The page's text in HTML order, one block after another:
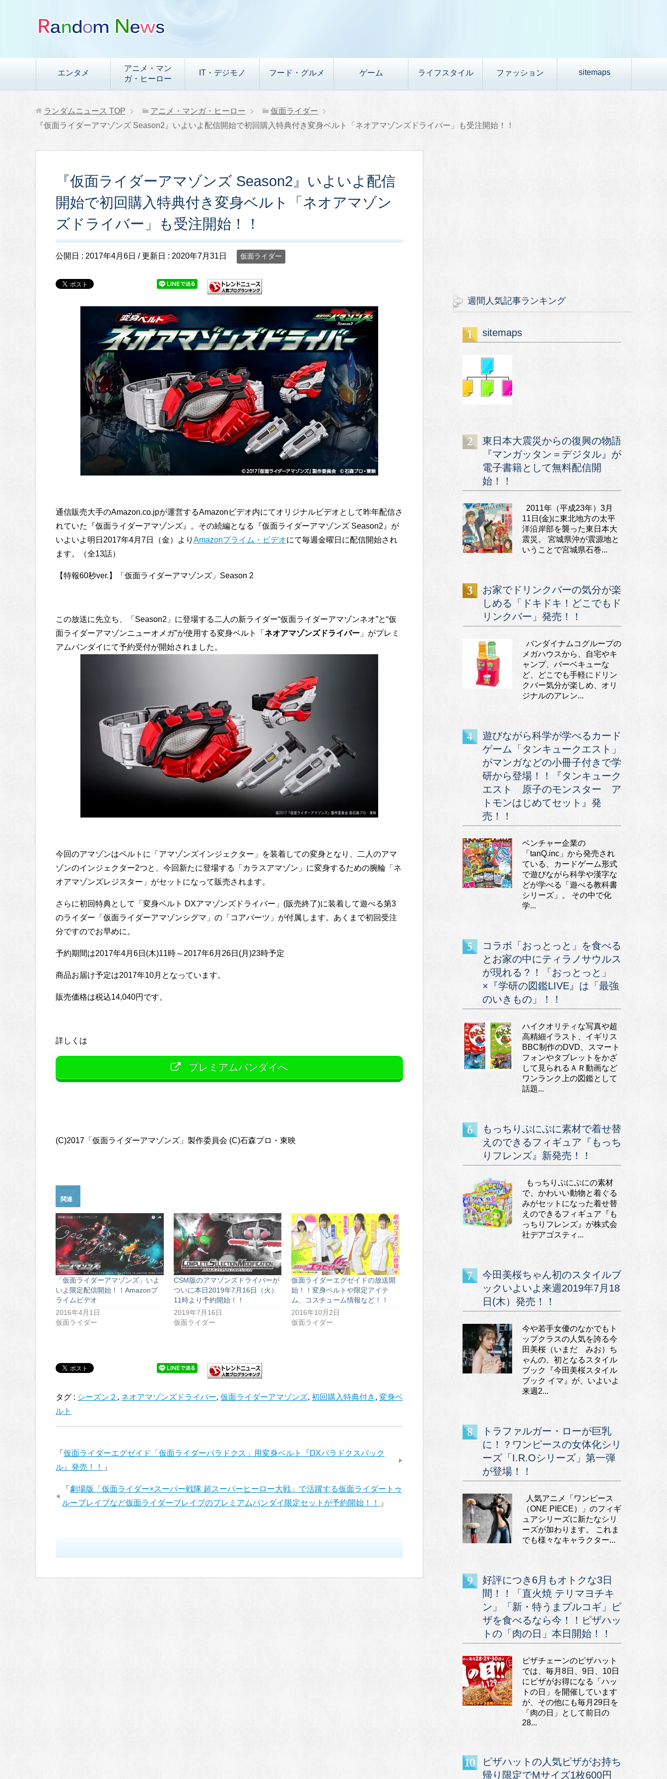
エンタメ
アニメ・マン
ガ・ヒーロー
IT・デジモノ フード・グルメ ゲーム ライフスタイル ファッション sitemaps
ランダムニュース TOP アニメ・マンガ・ヒーロー
仮面ライダー
『仮面ライダーアマゾンズ Season2』いよいよ配信開始で初回購入特典付き変身ベルト「ネオアマゾンズドライバー」も受注開始！！
『仮面ライダーアマゾンズ Season2』いよいよ配信
開始で初回購入特典付き変身ベルト「ネオアマゾン
ズドライバー」も受注開始！！
公開日 : 2017年4月6日 / 更新日 : 2020年7月31日 仮面ライダー
通信販売大手のAmazon.co.jpが運営するAmazonビデオ内にてオリジナルビデオとして昨年配信さ
れていた『仮面ライダーアマゾンズ』。その続編となる『仮面ライダーアマゾンズ Season2』が
いよいよ明日2017年4月7日（金）より Amazonプライム・ビデオにて毎週金曜日に配信開始され
ます。（全13話）
【特報60秒ver.】「仮面ライダーアマゾンズ」Season 2
この放送に先立ち、「Season2」に登場する二人の新ライダー“仮面ライダーアマゾンネオ”と“仮
面ライダーアマゾンニューオメガ”が使用する変身ベルト「 ネオアマゾンズドライバー 」がプレミ
アムバンダイにて予約受付が開始されました。
今回のアマゾンはベルトに「アマゾンズインジェクター」を装着しての変身となり、二人のアマ
ゾンのインジェクター2つと、今回新たに登場する「カラスアマゾン」に変身するための腕輪「ネ
オアマゾンズレジスター」がセットになって販売されます。
さらに初回特典として「変身ベルト DXアマゾンズドライバー」(販売終了)に装着して遊べる第3
のライダー「仮面ライダーアマゾンシグマ」の「コアパーツ」が付属します。あくまで初回受注
分ですのでお早めに。
予約期間は2017年4月6日(木)11時～2017年6月26日(月)23時予定
商品お届け予定は2017年10月となっています。
販売価格は税込14,040円です。
詳しくは
プレミアムバンダイへ
(C)2017「仮面ライダーアマゾンズ」製作委員会 (C)石森プロ・東映
関連
「仮面ライダーアマゾンズ」いよ
いよ限定配信開始！！Amazonプ
ライムビデオ
2016年4月1日
仮面ライダー
CSM版のアマゾンズドライバーが
ついに本日2019年7月16日（火）
11時より予約開始！！
2019年7月16日
仮面ライダー
仮面ライダーエグゼイドの放送開
始！！変身ベルトや限定アイテ
ム、コスチューム情報など！！
2016年10月2日
仮面ライダー
タグ : シーズン２ , ネオアマゾンズドライバー, 仮面ライダーアマゾンズ, 初回購入特典付き , 変身ベ
ルト
「 仮面ライダーエグゼイド「仮面ライダーパラドクス」用変身ベルト『DXパラドクスバック
ル』発売！！
」
「 劇場版「仮面ライダー×スーパー戦隊 超スーパーヒーロー大戦」で活躍する仮面ライダートゥ
ルーブレイブなど仮面ライダーブレイブのプレミアムバンダイ限定セットが予約開始！！
」
週間人気記事ランキング
sitemaps
東日本大震災からの復興の物語
『マンガッタン＝デジタル』が
電子書籍として無料配信開
始！！
2011年（平成23年）3月
11日(金)に東北地方の太平
洋沿岸部を襲った東日本大
震災。 宮城県沖が震源地と
いうことで宮城県石巻...
お家でドリンクバーの気分が楽
しめる「ドキドキ！どこでもド
リンクバー」発売！！
バンダイナムコグループの
メガハウスから、自宅やキ
ャンプ、バーベキューな
ど、どこでも手軽にドリン
クバー気分が楽しめ、オリ
ジナルのアレン...
遊びながら科学が学べるカード
ゲーム「タンキュークエスト」
がマンガなどの小冊子付きで学
研から登場！！『タンキューク
エスト 原子のモンスター ア
トモンはじめてセット』発
売！！
ベンチャー企業の
「tanQ.inc」から発売され
ている、カードゲーム形式
で遊びながら科学や漢字な
どが学べる「遊べる教科書
シリーズ」。 その中で化
学...
コラボ「おっとっと」を食べる
とお家の中にティラノサウルス
が現れる？！「おっとっと」
×『学研の図鑑LIVE』は「最強
のいきもの」！！
ハイクオリティな写真や超
高精細イラスト、イギリス
BBC制作のDVD、スマート
フォンやタブレットをかざ
して見られるＡＲ動画など
ワンランク上の図鑑として
話題...
もっちりぷにぷに素材で着せ替
えのできるフィギュア『もっち
りフレンズ』新発売！！
もっちりぷにぷにの素材
で、かわいい動物と着ぐる
みがセットになった着せ替
えのできるフィギュア『も
っちりフレンズ』が株式会
社デアゴスティ...
今田美桜ちゃん初のスタイルブ
ックいよいよ来週2019年7月18
日(木）発売！！
今や若手女優のなかでもト
ップクラスの人気を誇る今
田美桜（いまだ みお）ち
ゃんの、初となるスタイル
ブック『今田美桜スタイル
ブック イマ』が、いよいよ
来週2...
トラファルガー・ローが巨乳
に！？ワンピースの女体化シリ
ーズ「I.R.Oシリーズ」第一弾
が登場！！
人気アニメ「ワンピース
（ONE PIECE）」のフィギ
ュアシリーズに新たなシリ
ーズが加わります。 これま
でも様々なキャラクター...
好評につき6月もオトクな3日
間！！「直火焼 テリマヨチキ
ン」「新・特うまプルコギ」ピ
ザを食べるなら今！！ピザハッ
トの「肉の日」本日開始！！
ピザチェーンのピザハット
では、毎月8日、9日、10日
にピザがお得になる「ハッ
トの日」を開催しています
が、その他にも毎月29日を
「肉の日」として前日の
28...
ピザハットの人気ピザがお持ち
帰り限定でMサイズ1枚600円